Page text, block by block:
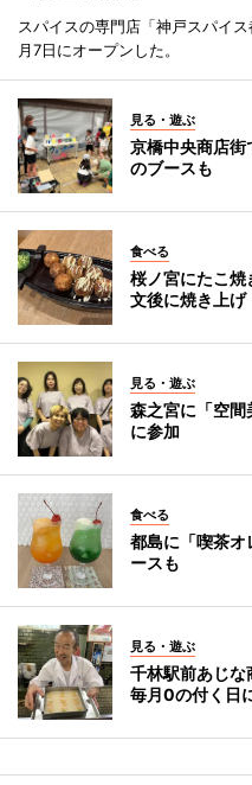
スパイスの専門店「神戸スパイ
月7日にオープンした。
見る・遊ぶ
京橋中央商店
のブースも
食べる
桜ノ宮にたこ
文後に焼き上げ
見る・遊ぶ
森之宮に「空
に参加
食べる
都島に「喫茶
ースも
見る・遊ぶ
千林駅前あじ
毎月0の付く日